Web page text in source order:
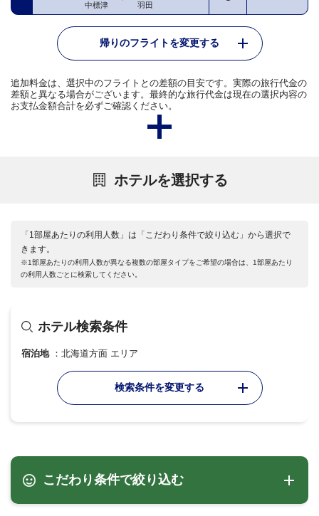
中標津 羽田
帰りのフライトを変更する
追加料金は、選択中のフライトとの差額の目安です。実際の旅行代金の
差額と異なる場合がございます。最終的な旅行代金は現在の選択内容の
お支払金額合計を必ずご確認ください。
ホテルを選択する
「1部屋あたりの利用人数」は「こだわり条件で絞り込む」から選択で
きます。
※1部屋あたりの利用人数が異なる複数の部屋タイプをご希望の場合は、1部屋あたり
の利用人数ごとに検索してください。
ホテル検索条件
宿泊地 北海道方面 エリア
検索条件を変更する
こだわり条件で絞り込む